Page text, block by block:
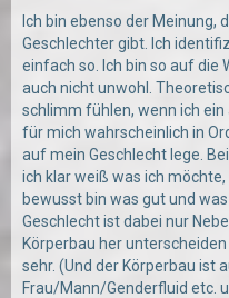
auch unabhängig davon.
ABER auch ich finde, dass
und zu viel wird. Natürlich
gerade erst anfängt sich zu
finden (auch wenn er nicht
gibt es so viele Gender und
Identitäten, dass man da
eher überfordert.
Also generell: ja ich denke
sollte es nicht zu kompliziert
Was denkt ihr? Seid ihr der
Meinung?
Ich bin ebenso der Meinung,
Geschlechter gibt. Ich
einfach so. Ich bin so auf die
auch nicht unwohl.
schlimm fühlen, wenn ich
für mich wahrscheinlich in
auf mein Geschlecht lege.
ich klar weiß was ich
bewusst bin was gut und
Geschlecht ist dabei nur
Körperbau her
sehr. (Und der Körperbau ist
Frau/Mann/Genderfluid etc.